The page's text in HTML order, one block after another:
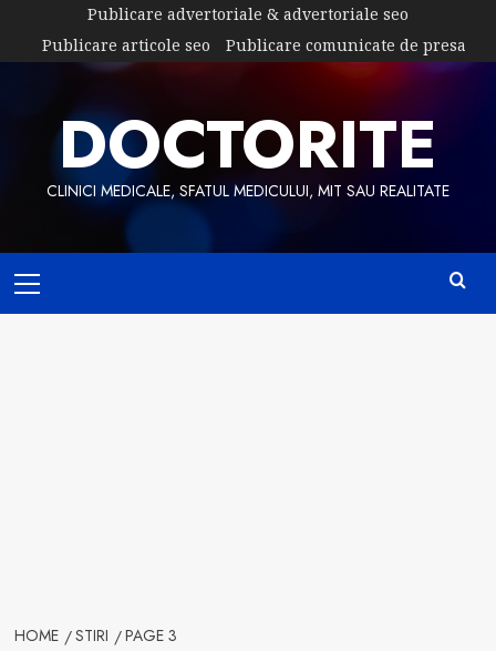
content
Publicare advertoriale & advertoriale seo
Publicare articole seo
Publicare comunicate de presa
DOCTORITE
CLINICI MEDICALE, SFATUL MEDICULUI, MIT SAU REALITATE
Menu
HOME STIRI PAGE 3